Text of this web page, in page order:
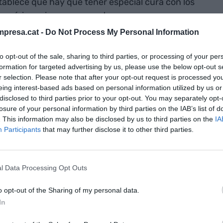
- Do Not Process My Personal Information
opt-out of the sale, sharing to third parties, or processing of your
for targeted advertising by us, please use the below opt-out
selection. Please note that after your opt-out request is processed
interest-based ads based on personal information utilized by us
to third parties prior to your opt-out. You may separately
of your personal information by third parties on the IAB’s list of
This information may also be disclosed by us to third parties on the
Participants that may further disclose it to other third parties.
Data Processing Opt Outs
opt-out of the Sharing of my personal data.
siempre que estos correos y
de personas físicas. Si no, la ley no semete.
un tratamiento de datospersonales
y correos, haría falta que tuviéramos un
. Podríamos decir que los motivos son tres:
tienen que tener acceso al qué los
y por lo tanto, si disponemos deusuariosy
riesgo de que a esteusuarioo correoaccedan
de. Dos, si hay varias personas accediendo al
de que se produzca una incidencia
de alguien otro, cometido por alguno de
al responsable? Tres, el incumplimiento
puede comportar una sanción por parte de